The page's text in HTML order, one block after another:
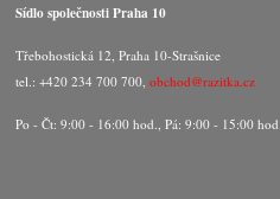
Sídlo společnosti Praha 10
Třebohostická 12, Praha 10-Strašnice
tel.: +420 234 700 700,obchod@razitka.cz
Po - Čt: 9:00 - 16:00 hod., Pá: 9:00 - 15:00 hod.